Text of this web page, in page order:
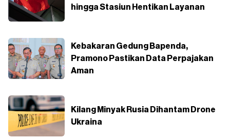
hingga Stasiun Hentikan Layanan
Kebakaran Gedung Bapenda,
Pramono Pastikan Data Perpajakan
Aman
Kilang Minyak Rusia Dihantam Drone
Ukraina